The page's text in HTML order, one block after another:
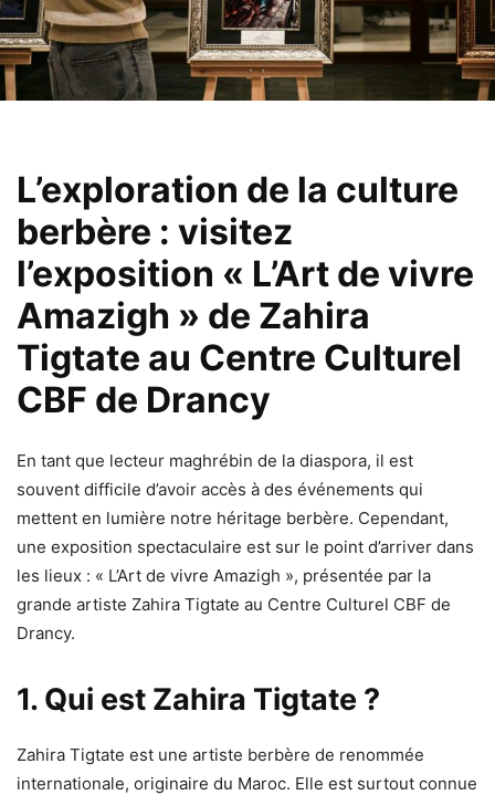
L’exploration de la culture
berbère : visitez
l’exposition « L’Art de vivre
Amazigh » de Zahira
Tigtate au Centre Culturel
CBF de Drancy
En tant que lecteur maghrébin de la diaspora, il est
souvent difficile d’avoir accès à des événements qui
mettent en lumière notre héritage berbère. Cependant,
une exposition spectaculaire est sur le point d’arriver dans
les lieux : « L’Art de vivre Amazigh », présentée par la
grande artiste Zahira Tigtate au Centre Culturel CBF de
Drancy.
1. Qui est Zahira Tigtate ?
Zahira Tigtate est une artiste berbère de renommée
internationale, originaire du Maroc. Elle est surtout connue